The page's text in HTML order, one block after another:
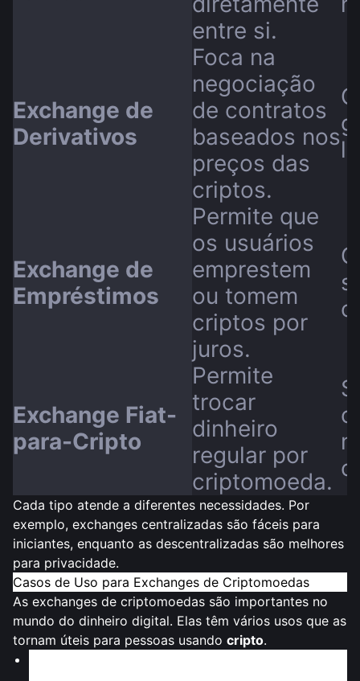
entre si.
Exchange de
Derivativos
Foca na
negociação
de contratos
baseados nos
preços das
criptos.
Exchange de
Empréstimos
Permite que
os usuários
emprestem
ou tomem
criptos por
juros.
Exchange Fiat-
para-Cripto
Permite
trocar
dinheiro
regular por
criptomoeda.
Cada tipo atende a diferentes necessidades. Por
exemplo, exchanges centralizadas são fáceis para
iniciantes, enquanto as descentralizadas são melhores
para privacidade.
Casos de Uso para Exchanges de Criptomoedas
As exchanges de criptomoedas são importantes no
mundo do dinheiro digital. Elas têm vários usos que as
tornam úteis para pessoas usando cripto.